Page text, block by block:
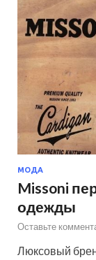
МОДА
Missoni
одежды
Оставьте
Люксовый